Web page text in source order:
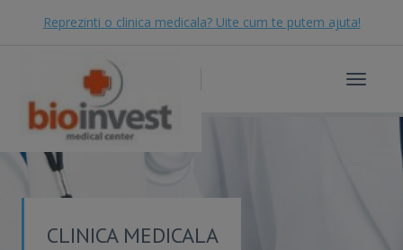
Reprezinti o clinica medicala? Uite cum te putem ajuta!
Toggle
CLINICA MEDICALA